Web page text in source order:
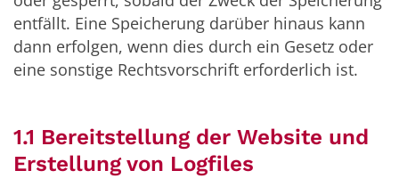
entfällt. Eine Speicherung darüber hinaus kann
dann erfolgen, wenn dies durch ein Gesetz oder
eine sonstige Rechtsvorschrift erforderlich ist.
1.1 Bereitstellung der Website und
Erstellung von Logfiles